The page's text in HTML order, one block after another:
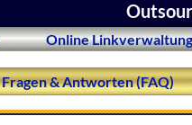
Online Linkverwaltung
& Antworten (FAQ)